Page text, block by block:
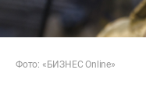
Фото: «БИЗНЕС Online»